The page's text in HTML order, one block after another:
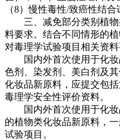
（8）慢性毒性/致癌性结合
三、减免部分类别植物
料要求。结合不同情形的
对毒理学试验项目相关资
国内外首次使用于化妆
色剂、染发剂、美白剂及
化妆品新原料，应提交包
毒理学安全性评价资料。
国内外首次使用于化妆
的植物类化妆品新原料，
试验项目。